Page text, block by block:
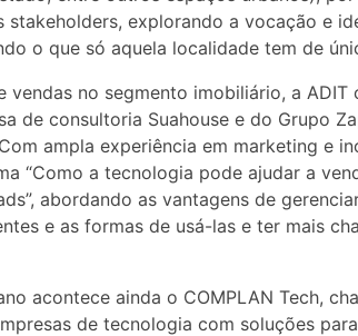
stakeholders, explorando a vocação e
o que só aquela localidade tem de
vendas no segmento imobiliário, a ADIT
de consultoria Suahouse e do Grupo
ampla experiência em marketing e
“Como a tecnologia pode ajudar a
abordando as vantagens de
e as formas de usá-las e ter mais
acontece ainda o COMPLAN Tech,
de tecnologia com soluções